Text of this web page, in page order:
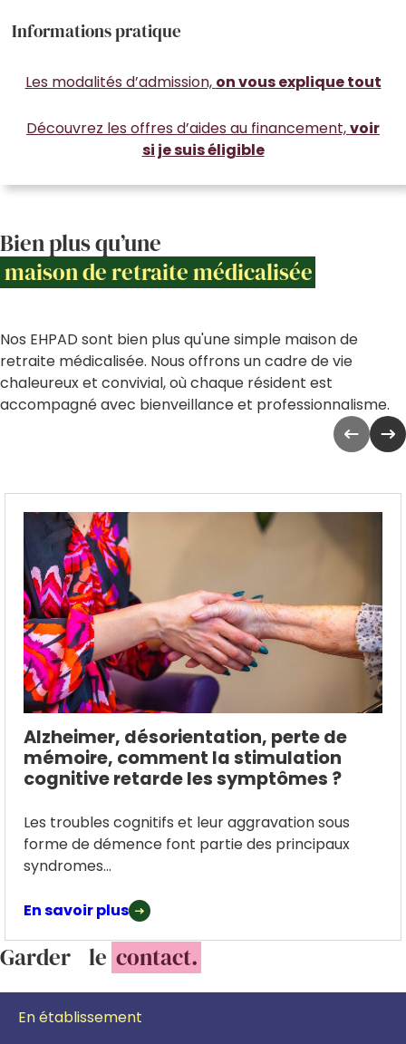
Informations pratique
Les modalités d’admission, on vous explique tout
Découvrez les offres d’aides au financement,voir
si je suis éligible
Bien plus qu’une
maison de retraite médicalisée
Nos EHPAD sont bien plus qu'une simple maison de
retraite médicalisée. Nous offrons un cadre de vie
chaleureux et convivial, où chaque résident est
accompagné avec bienveillance et professionnalisme.
Alzheimer, désorientation, perte de
mémoire, comment la stimulation
cognitive retarde les symptômes ?
Les troubles cognitifs et leur aggravation sous
forme de démence font partie des principaux
syndromes...
En savoir plus
Garder le contact.
En établissement